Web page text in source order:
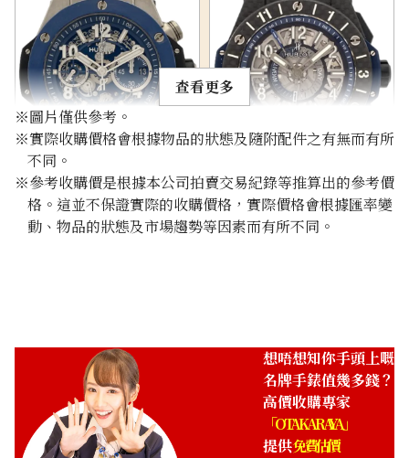
Hublot Big Bang Unico
Titanium Blue Ceramic 44
mm 421.NL.5170.RX
Hublot Big Bang Unico
Carbon GMT 45 mm
471.QX.7127.RX
查看更多
※圖片僅供參考。
※實際收購價格會根據物品的狀態及隨附配件之有無而有所
不同。
※參考收購價是根據本公司拍賣交易紀錄等推算出的參考價
格。這並不保證實際的收購價格，實際價格會根據匯率變
動、物品的狀態及市場趨勢等因素而有所不同。
想唔想知你手頭上嘅
名牌手錶值幾多錢？
高價收購專家
「OTAKARAYA」
提供免費估價